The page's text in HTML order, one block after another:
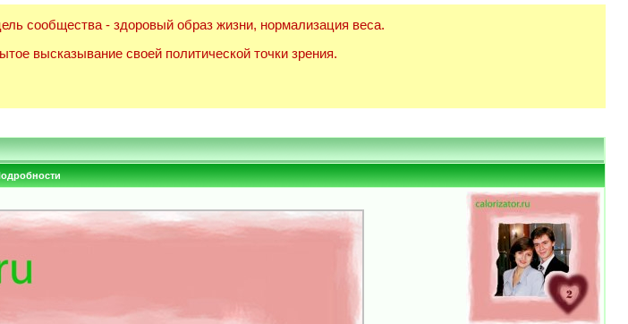
сообщества - здоровый образ жизни, нормализация веса.
высказывание своей политической точки зрения.